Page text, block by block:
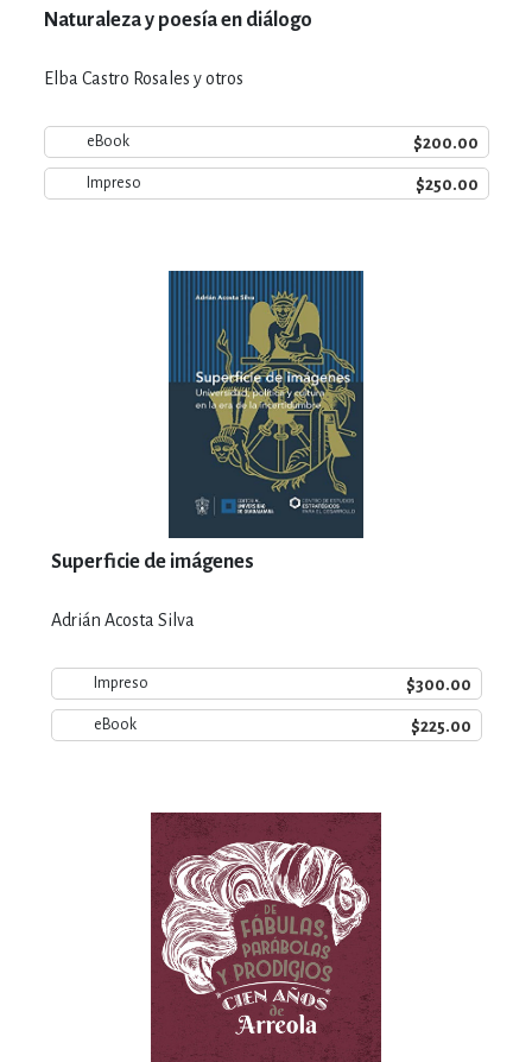
Naturaleza y poesía en diálogo
Elba Castro Rosales y otros
eBook $200.00
Impreso $250.00
Superficie de imágenes
Adrián Acosta Silva
Impreso $300.00
eBook $225.00